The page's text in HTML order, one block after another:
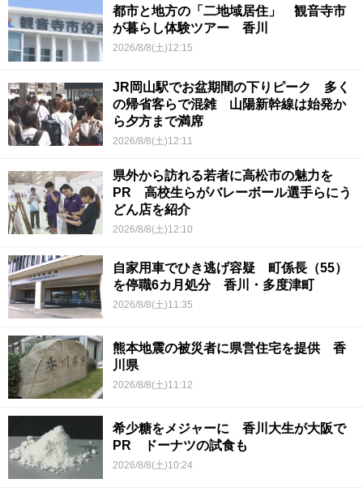
都市と地方の「二地域居住」 観音寺市
が暮らし体験ツアー 香川
2026/8/8(土)12:15
JR岡山駅でお盆期間の下りピーク 多く
の帰省客らで混雑 山陽新幹線は始発か
ら夕方まで満席
2026/8/8(土)12:11
県外から訪れる若者に高松市の魅力を
PR 高校生らがバレーボール選手らにう
どん店を紹介
2026/8/8(土)12:10
自家用車でひき逃げ容疑 町係長（55）
を停職6カ月処分 香川・多度津町
2026/8/8(土)11:35
熊本地震の被災者に県営住宅を提供 香
川県
2026/8/8(土)11:12
希少糖をメジャーに 香川大生が大阪で
PR ドーナツの試食も
2026/8/8(土)10:24